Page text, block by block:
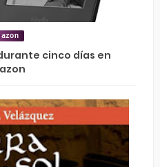
cinco días en